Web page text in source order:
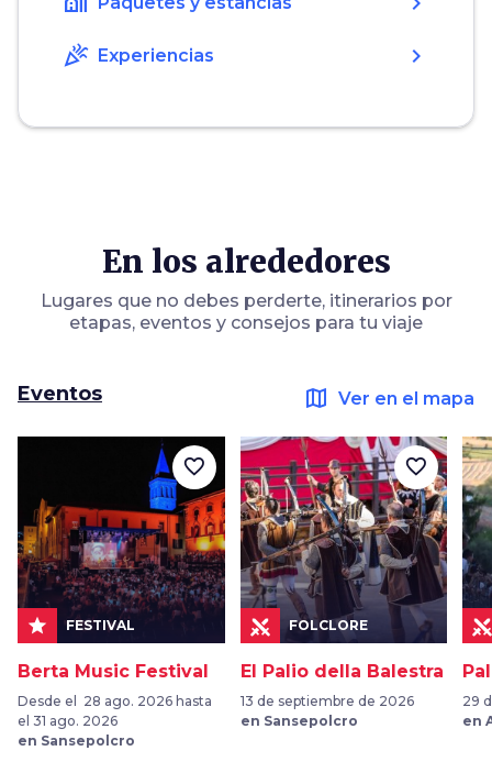
celebration Experiencias chevron_right
En los alrededores
Lugares que no debes perderte, itinerarios por
etapas, eventos y consejos para tu viaje
Eventos map Ver en el mapa
star FESTIVAL
Berta Music Festival
Desde el 28 ago. 2026 hasta
el 31 ago. 2026
en Sansepolcro
favorite_border
FOLCLORE
El Palio della Balestra
13 de septiembre de 2026
en Sansepolcro
favorite_border
29
en